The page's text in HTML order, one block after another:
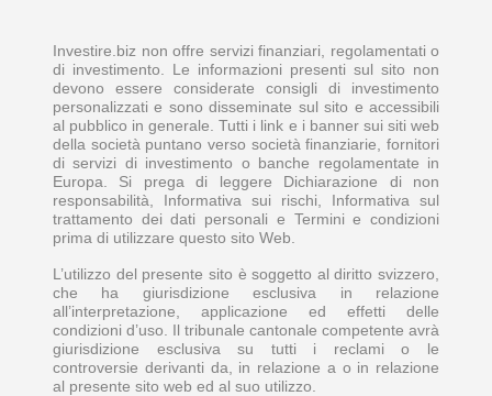
Investire.biz non offre servizi finanziari, regolamentati o
di investimento. Le informazioni presenti sul sito non
devono essere considerate consigli di investimento
personalizzati e sono disseminate sul sito e accessibili
al pubblico in generale. Tutti i link e i banner sui siti web
della società puntano verso società finanziarie, fornitori
di servizi di investimento o banche regolamentate in
Europa. Si prega di leggere Dichiarazione di non
responsabilità, Informativa sui rischi, Informativa sul
trattamento dei dati personali e Termini e condizioni
prima di utilizzare questo sito Web.
L’utilizzo del presente sito è soggetto al diritto svizzero,
che ha giurisdizione esclusiva in relazione
all’interpretazione, applicazione ed effetti delle
condizioni d’uso. Il tribunale cantonale competente avrà
giurisdizione esclusiva su tutti i reclami o le
controversie derivanti da, in relazione a o in relazione
al presente sito web ed al suo utilizzo.